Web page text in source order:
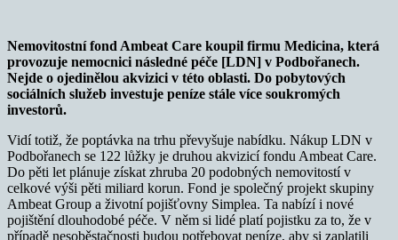
Nemovitostní fond Ambeat Care koupil firmu Medicina, která
provozuje nemocnici následné péče [LDN] v Podbořanech.
Nejde o ojedinělou akvizici v této oblasti. Do pobytových
sociálních služeb investuje peníze stále více soukromých
investorů.
Vidí totiž, že poptávka na trhu převyšuje nabídku. Nákup LDN v
Podbořanech se 122 lůžky je druhou akvizicí fondu Ambeat Care.
Do pěti let plánuje získat zhruba 20 podobných nemovitostí v
celkové výši pěti miliard korun. Fond je společný projekt skupiny
Ambeat Group a životní pojišťovny Simplea. Ta nabízí i nové
pojištění dlouhodobé péče. V něm si lidé platí pojistku za to, že v
případě nesoběstačnosti budou potřebovat peníze, aby si zaplatili